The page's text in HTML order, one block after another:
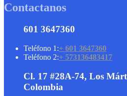
Contactanos
601 3647360
Teléfono 1:+ 601 3647360
Teléfono 2:+ 573136483417
Cl. 17 #28A-74, Los
Colombia